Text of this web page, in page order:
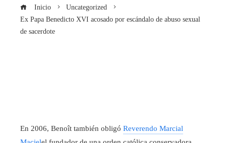
Inicio
Uncategorized
Ex Papa Benedicto XVI acosado por escándalo de abuso sexual
de sacerdote
En 2006, Benoît también obligó Reverendo Marcial